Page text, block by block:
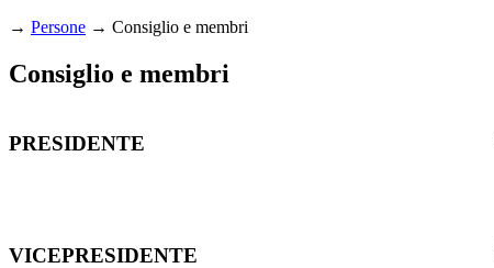
→ Persone → Consiglio e membri
Consiglio e membri
PRESIDENTE
VICEPRESIDENTE